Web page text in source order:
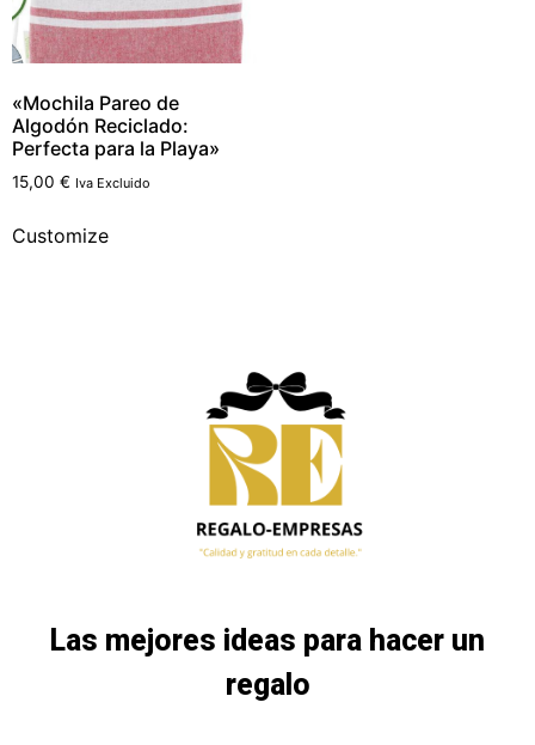
«Mochila Pareo de
Algodón Reciclado:
Perfecta para la Playa»
15,00 € Iva Excluido
Customize
Las mejores ideas para hacer un
regalo